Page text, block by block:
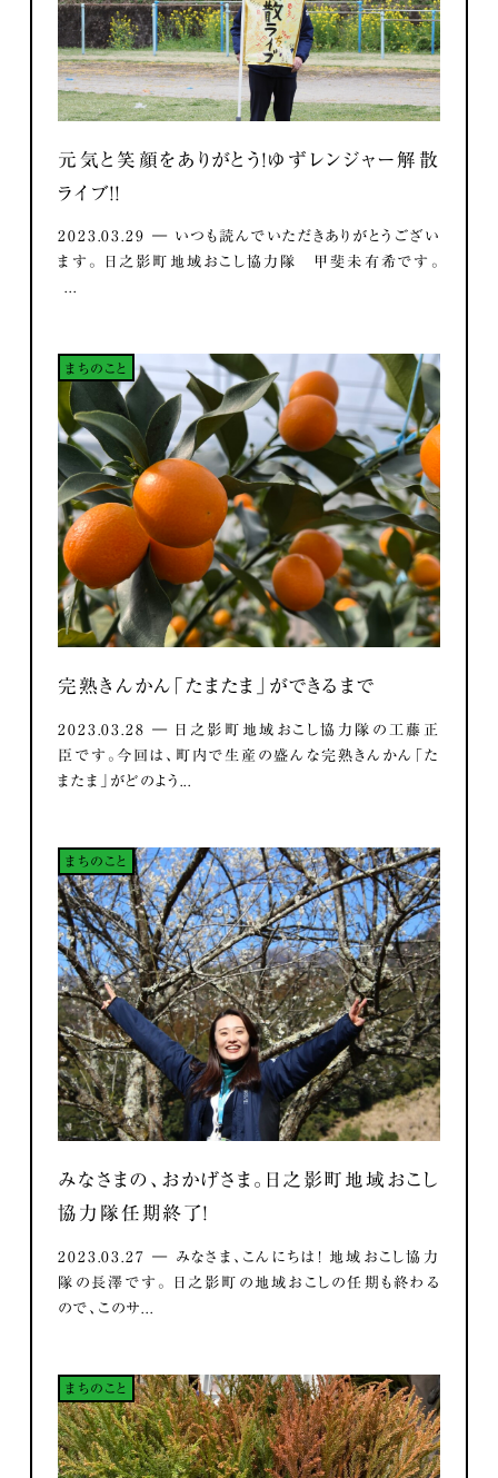
元気と笑顔をありがとう！ゆずレンジャー解散
ライブ！！
2023.03.29 ― いつも読んでいただきありがとうござい
ます。 日之影町地域おこし協力隊 甲斐未有希です。
...
まちのこと
完熟きんかん「たまたま」ができるまで
2023.03.28 ― 日之影町地域おこし協力隊の工藤正
臣です。今回は、町内で生産の盛んな完熟きんかん「た
またま」がどのよう...
まちのこと
みなさまの、おかげさま。日之影町地域おこし
協力隊任期終了！
2023.03.27 ― みなさま、こんにちは！ 地域おこし協力
隊の長澤です。 日之影町の地域おこしの任期も終わる
ので、このサ...
まちのこと